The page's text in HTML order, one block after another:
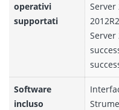
operativi
supportati
Server
Server
Software
incluso